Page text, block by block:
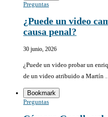
Preguntas
¿Puede un video
causa penal?
30 junio, 2026
¿Puede un video probar un
de un video atribuido a Martín …
Bookmark
Preguntas